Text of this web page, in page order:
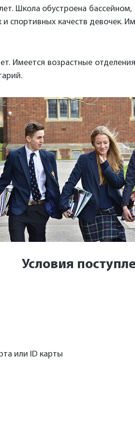
Школа обустроена
спортивных качеств девочек.
Имеется возрастные
Условия
или ID карты